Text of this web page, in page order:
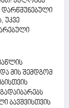
დარწმუნებული
უკვე
მის შემდგომ
ბავშვისთვის